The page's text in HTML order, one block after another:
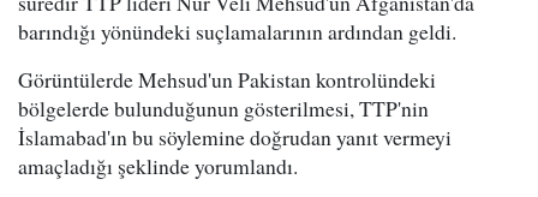
barındığı yönündeki suçlamalarının ardından geldi.
Görüntülerde Mehsud'un Pakistan kontrolündeki
bölgelerde bulunduğunun gösterilmesi, TTP'nin
İslamabad'ın bu söylemine doğrudan yanıt vermeyi
amaçladığı şeklinde yorumlandı.